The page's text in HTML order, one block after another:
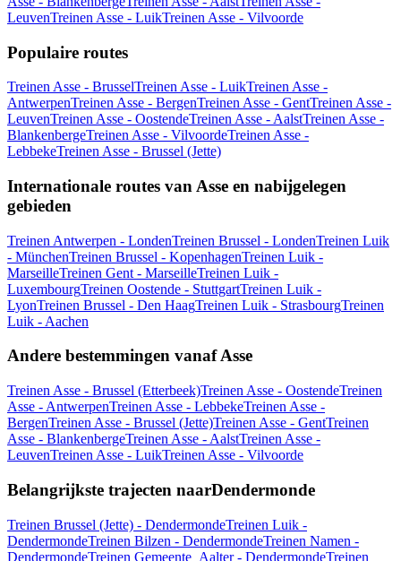
LeuvenTreinen Asse - LuikTreinen Asse - Vilvoorde
Populaire routes
Treinen Asse - BrusselTreinen Asse - LuikTreinen Asse -
AntwerpenTreinen Asse - BergenTreinen Asse - GentTreinen Asse -
LeuvenTreinen Asse - OostendeTreinen Asse - AalstTreinen Asse -
BlankenbergeTreinen Asse - VilvoordeTreinen Asse -
LebbekeTreinen Asse - Brussel (Jette)
Internationale routes van Asse en nabijgelegen
gebieden
Treinen Antwerpen - LondenTreinen Brussel - LondenTreinen Luik
- MünchenTreinen Brussel - KopenhagenTreinen Luik -
MarseilleTreinen Gent - MarseilleTreinen Luik -
LuxembourgTreinen Oostende - StuttgartTreinen Luik -
LyonTreinen Brussel - Den HaagTreinen Luik - StrasbourgTreinen
Luik - Aachen
Andere bestemmingen vanaf Asse
Treinen Asse - Brussel (Etterbeek)Treinen Asse - OostendeTreinen
Asse - AntwerpenTreinen Asse - LebbekeTreinen Asse -
BergenTreinen Asse - Brussel (Jette)Treinen Asse - GentTreinen
Asse - BlankenbergeTreinen Asse - AalstTreinen Asse -
LeuvenTreinen Asse - LuikTreinen Asse - Vilvoorde
Belangrijkste trajecten naarDendermonde
Treinen Brussel (Jette) - DendermondeTreinen Luik -
DendermondeTreinen Bilzen - DendermondeTreinen Namen -
DendermondeTreinen Gemeente_Aalter - DendermondeTreinen